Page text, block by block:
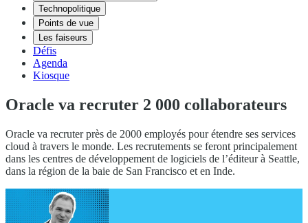
Technopolitique
Points de vue
Les faiseurs
Défis
Agenda
Kiosque
Oracle va recruter 2 000 collaborateurs
Oracle va recruter près de 2000 employés pour étendre ses services
cloud à travers le monde. Les recrutements se feront principalement
dans les centres de développement de logiciels de l’éditeur à Seattle,
dans la région de la baie de San Francisco et en Inde.